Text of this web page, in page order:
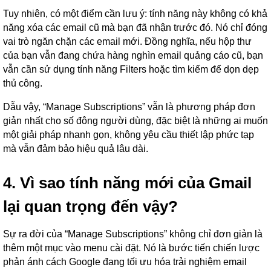
Tuy nhiên, có một điểm cần lưu ý: tính năng này không có khả
năng xóa các email cũ mà bạn đã nhận trước đó. Nó chỉ đóng
vai trò ngăn chặn các email mới. Đồng nghĩa, nếu hộp thư
của bạn vẫn đang chứa hàng nghìn email quảng cáo cũ, bạn
vẫn cần sử dụng tính năng Filters hoặc tìm kiếm để dọn dẹp
thủ công.
Dẫu vậy, “Manage Subscriptions” vẫn là phương pháp đơn
giản nhất cho số đông người dùng, đặc biệt là những ai muốn
một giải pháp nhanh gọn, không yêu cầu thiết lập phức tạp
mà vẫn đảm bảo hiệu quả lâu dài.
4. Vì sao tính năng mới của Gmail
lại quan trọng đến vậy?
Sự ra đời của “Manage Subscriptions” không chỉ đơn giản là
thêm một mục vào menu cài đặt. Nó là bước tiến chiến lược
phản ánh cách Google đang tối ưu hóa trải nghiệm email